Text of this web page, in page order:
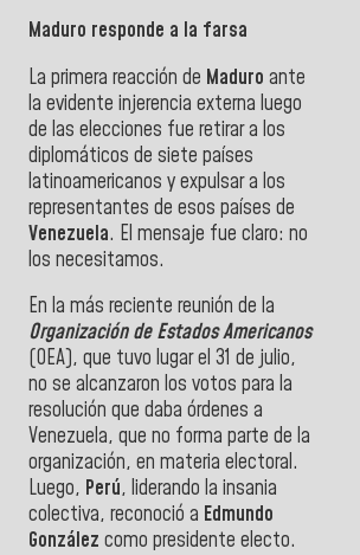
Maduro responde a la farsa
La primera reacción de Maduro ante
la evidente injerencia externa luego
de las elecciones fue retirar a los
diplomáticos de siete países
latinoamericanos y expulsar a los
representantes de esos países de
Venezuela. El mensaje fue claro: no
los necesitamos.
En la más reciente reunión de la
Organización de Estados Americanos
(OEA), que tuvo lugar el 31 de julio,
no se alcanzaron los votos para la
resolución que daba órdenes a
Venezuela, que no forma parte de la
organización, en materia electoral.
Luego, Perú, liderando la insania
colectiva, reconoció a Edmundo
González como presidente electo.